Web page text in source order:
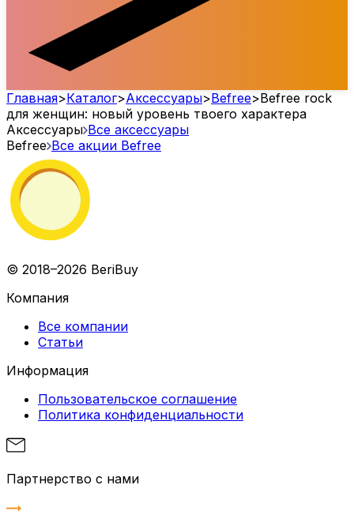
Главная>Каталог>Аксессуары>Befree>Befree rock
для женщин: новый уровень твоего характера
Аксессуары Все аксессуары
Befree Все акции Befree
© 2018–2026 BeriBuy
Компания
Все компании
Статьи
Информация
Пользовательское соглашение
Политика конфиденциальности
Партнерство с нами